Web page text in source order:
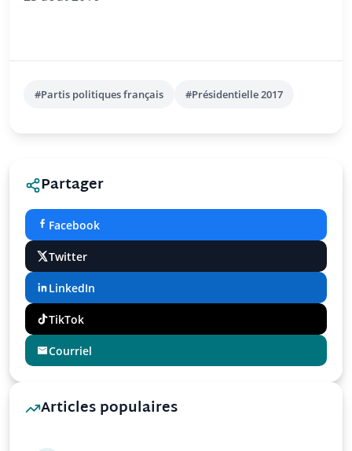
#Partis politiques français #Présidentielle 2017
Partager
Facebook
Twitter
LinkedIn
TikTok
Courriel
Articles populaires